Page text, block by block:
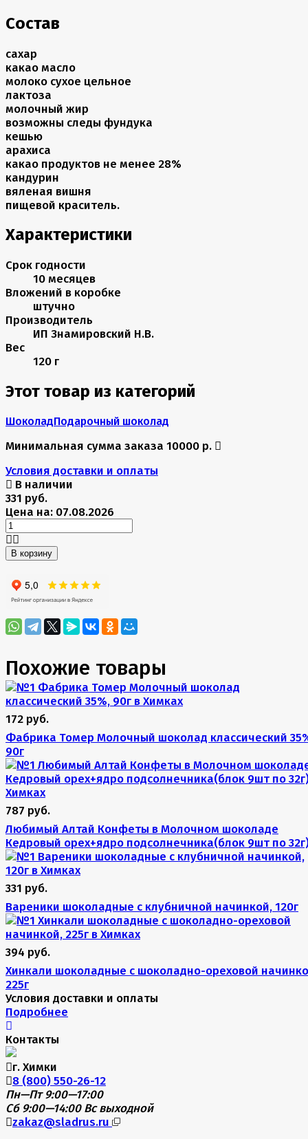
Состав
сахар
какао масло
молоко сухое цельное
лактоза
молочный жир
возможны следы фундука
кешью
арахиса
какао продуктов не менее 28%
кандурин
вяленая вишня
пищевой краситель.
Характеристики
Срок годности
10 месяцев
Вложений в коробке
штучно
Производитель
ИП Знамировский Н.В.
Вес
120 г
Этот товар из категорий
ШоколадПодарочный шоколад
Минимальная сумма заказа 10000 р.
Условия доставки и оплаты
В наличии
331 руб.
Цена на: 07.08.2026
В корзину
Похожие товары
172 руб.
Фабрика Томер Молочный шоколад классический
90г
787 руб.
Любимый Алтай Конфеты в Молочном шоколаде
Кедровый орех+ядро подсолнечника(блок 9шт по
331 руб.
Вареники шоколадные с клубничной начинкой, 120г
394 руб.
Хинкали шоколадные с шоколадно-ореховой
225г
Условия доставки и оплаты
Подробнее
Контакты
г. Химки
8 (800) 550-26-12
Пн—Пт 9:00—17:00
Сб 9:00—14:00 Вс выходной
zakaz@sladrus.ru